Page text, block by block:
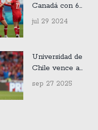
Canadá con 6
puntos menos en el
fútbol olímpico por
a los entrenadores
jul 29 2024
Universidad de
Chile vence a
Deportes La
Serena en el
sep 27 2025